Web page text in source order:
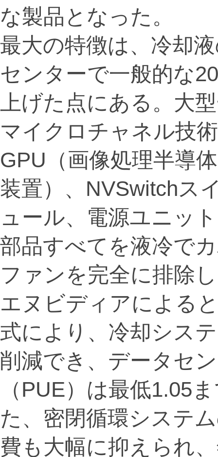
な製品となった。
最大の特徴は、冷却
センターで一般的な
上げた点にある。大
マイクロチャネル技
GPU（画像処理半導
装置）、NVSwitchス
ュール、電源ユニッ
部品すべてを液冷で
ファンを完全に排除
エヌビディアによる
式により、冷却シス
削減でき、データセ
（PUE）は最低1.05
た、密閉循環システ
費も大幅に抑えられ